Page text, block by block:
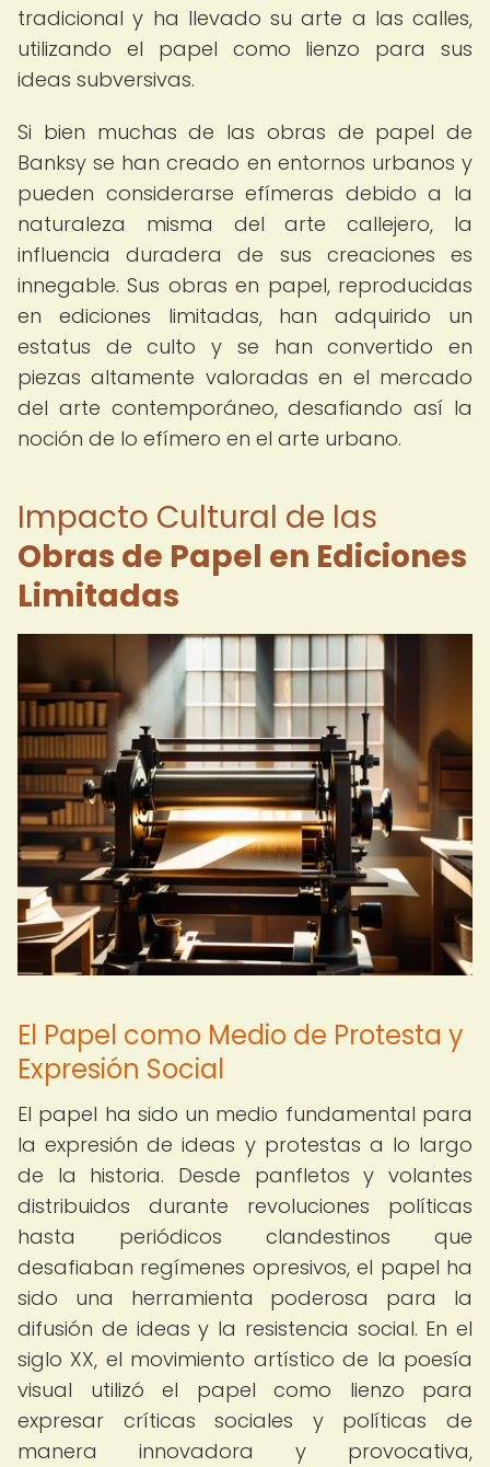
tradicional y ha llevado su arte a las calles,
utilizando el papel como lienzo para sus
ideas subversivas.
Si bien muchas de las obras de papel de
Banksy se han creado en entornos urbanos y
pueden considerarse efímeras debido a la
naturaleza misma del arte callejero, la
influencia duradera de sus creaciones es
innegable. Sus obras en papel, reproducidas
en ediciones limitadas, han adquirido un
estatus de culto y se han convertido en
piezas altamente valoradas en el mercado
del arte contemporáneo, desafiando así la
noción de lo efímero en el arte urbano.
Impacto Cultural de las
Obras de Papel en Ediciones
Limitadas
El Papel como Medio de Protesta y
Expresión Social
El papel ha sido un medio fundamental para
la expresión de ideas y protestas a lo largo
de la historia. Desde panfletos y volantes
distribuidos durante revoluciones políticas
hasta periódicos clandestinos que
desafiaban regímenes opresivos, el papel ha
sido una herramienta poderosa para la
difusión de ideas y la resistencia social. En el
siglo XX, el movimiento artístico de la poesía
visual utilizó el papel como lienzo para
expresar críticas sociales y políticas de
manera innovadora y provocativa,